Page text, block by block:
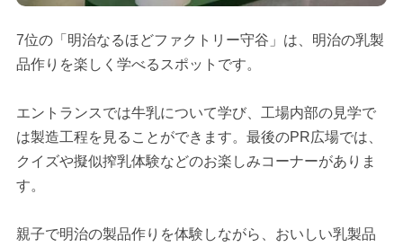
7位の「明治なるほどファクトリー守谷」は、明治の乳製
品作りを楽しく学べるスポットです。
エントランスでは牛乳について学び、工場内部の見学で
は製造工程を見ることができます。最後のPR広場では、
クイズや擬似搾乳体験などのお楽しみコーナーがありま
す。
親子で明治の製品作りを体験しながら、おいしい乳製品